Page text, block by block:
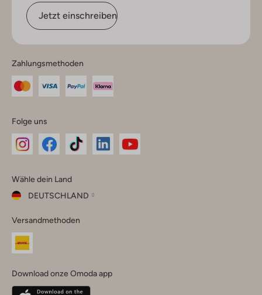
Jetzt einschreiben
Zahlungsmethoden
Folge uns
Instagram
Facebook
TikTok
Wähle dein Land
DEUTSCHLAND
dein
Land
Belgique(Français)
Versandmethoden
Download onze Omoda app